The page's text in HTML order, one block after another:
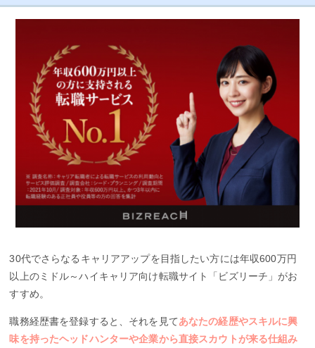
30代でさらなるキャリアアップを目指したい方には年収600万円
以上のミドル～ハイキャリア向け転職サイト「ビズリーチ」がお
すすめ。
職務経歴書を登録すると、それを見てあなたの経歴やスキルに興
味を持ったヘッドハンターや企業から直接スカウトが来る仕組み